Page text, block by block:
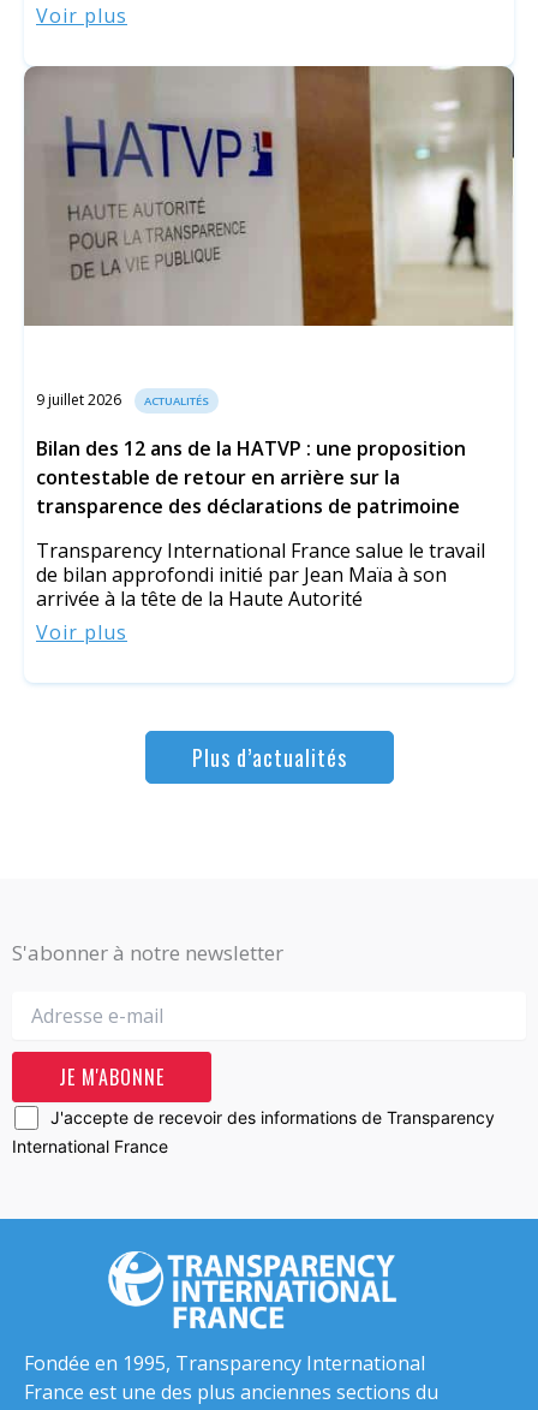
Voir plus
9 juillet 2026 ACTUALITÉS
Bilan des 12 ans de la HATVP : une proposition
contestable de retour en arrière sur la
transparence des déclarations de patrimoine
Transparency International France salue le travail
de bilan approfondi initié par Jean Maïa à son
arrivée à la tête de la Haute Autorité
Voir plus
Plus d’actualités
S'abonner à notre newsletter
J'accepte de recevoir des informations de Transparency
International France
Fondée en 1995, Transparency International
France est une des plus anciennes sections du